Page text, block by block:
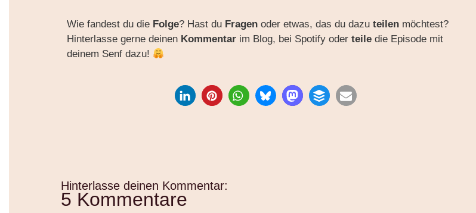
Wie fandest du die Folge? Hast du Fragen oder etwas, das du dazuteilen möchtest?
Hinterlasse gerne deinen Kommentar im Blog, bei Spotify oderteile die Episode mit
deinem Senf dazu!
Hinterlasse deinen Kommentar:
5 Kommentare